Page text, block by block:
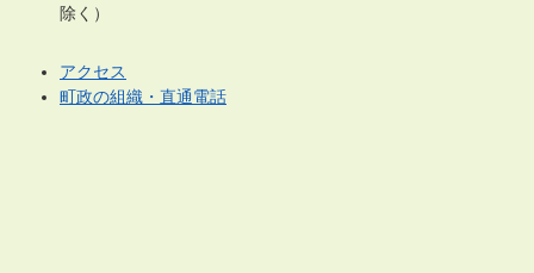
除く）
アクセス
町政の組織・直通電話